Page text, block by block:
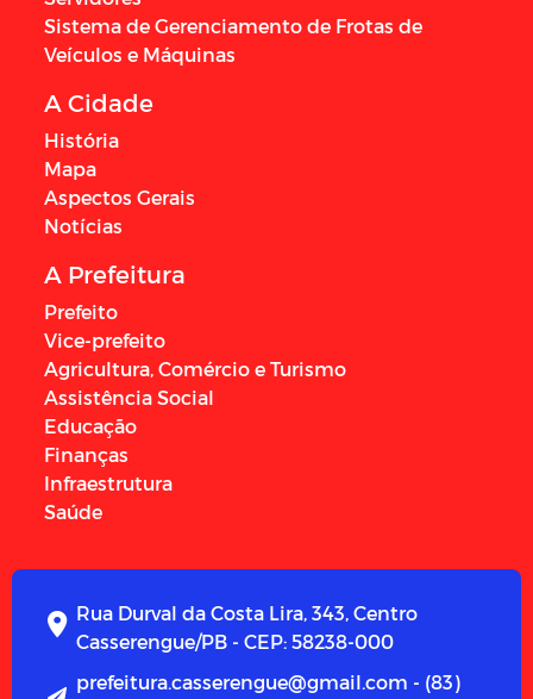
Sistema de Gerenciamento de Frotas de
Veículos e Máquinas
A Cidade
História
Mapa
Aspectos Gerais
Notícias
A Prefeitura
Prefeito
Vice-prefeito
Agricultura, Comércio e Turismo
Assistência Social
Educação
Finanças
Infraestrutura
Saúde
Rua Durval da Costa Lira, 343, Centro
Casserengue/PB - CEP: 58238-000
prefeitura.casserengue@gmail.com - (83)